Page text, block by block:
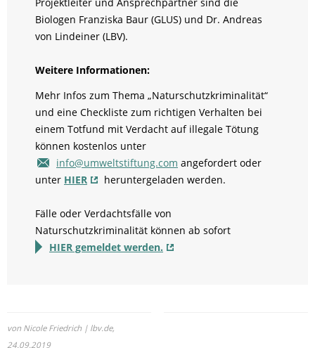
Biologen Franziska Baur (GLUS) und Dr. Andreas
von Lindeiner (LBV).
Weitere Informationen:
Mehr Infos zum Thema „Naturschutzkriminalität“
und eine Checkliste zum richtigen Verhalten bei
einem Totfund mit Verdacht auf illegale Tötung
können kostenlos unter
info@umweltstiftung.com angefordert oder
unter HIER heruntergeladen werden.
Fälle oder Verdachtsfälle von
Naturschutzkriminalität können ab sofort
HIER gemeldet werden.
von Nicole Friedrich | lbv.de,
24.09.2019